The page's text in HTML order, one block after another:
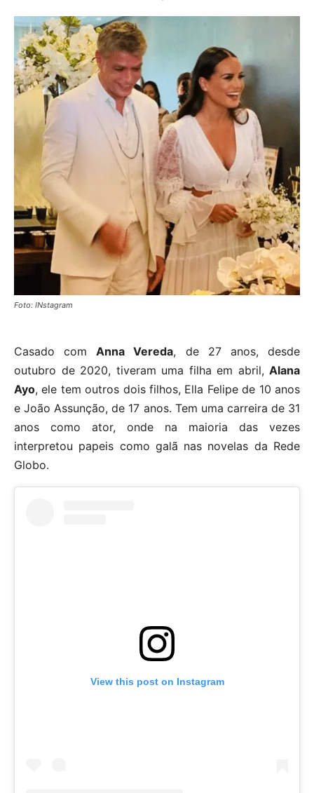
Foto: INstagram
Casado comAnna Vereda, de 27 anos, desde
outubro de 2020, tiveram uma filha em abril, Alana
Ayo, ele tem outros dois filhos, Ella Felipe de 10 anos
e João Assunção, de 17 anos. Tem uma carreira de 31
anos como ator, onde na maioria das vezes
interpretou papeis como galã nas novelas da Rede
Globo.
View this post on Instagram